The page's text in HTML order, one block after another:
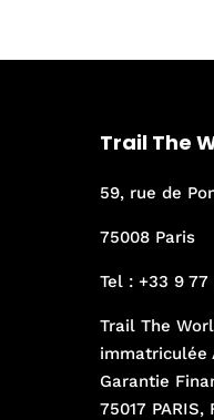
Trail The
59, rue de
75008 Paris
Tel : +33 9 77
Trail The
immatriculée
Garantie
75017 PARIS,